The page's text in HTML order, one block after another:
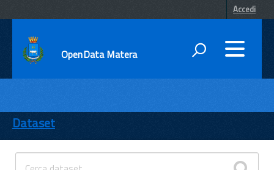
Accedi
OpenData Matera
ENTI
TEMI
INFORMAZIONI
Dataset